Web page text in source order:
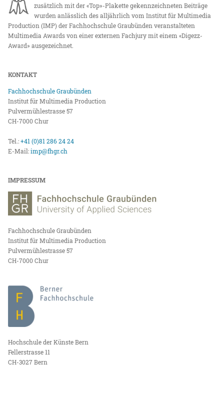
zusätzlich mit der «Top»-Plakette gekennzeichneten Beiträge
wurden anlässlich des alljährlich vom Institut für Multimedia
Production (IMP) der Fachhochschule Graubünden veranstalteten
Multimedia Awards von einer externen Fachjury mit einem «Digezz-
Award» ausgezeichnet.
KONTAKT
Fachhochschule Graubünden
Institut für Multimedia Production
Pulvermühlestrasse 57
CH-7000 Chur
Tel.:+41 (0)81 286 24 24
E-Mail:imp@fhgr.ch
IMPRESSUM
Fachhochschule Graubünden
Institut für Multimedia Production
Pulvermühlestrasse 57
CH-7000 Chur
Hochschule der Künste Bern
Fellerstrasse 11
CH-3027 Bern